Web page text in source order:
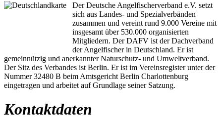
Der Deutsche Angelfischerverband e.V. setzt
sich aus Landes- und Spezialverbänden
zusammen und vereint rund 9.000 Vereine mit
insgesamt über 530.000 organisierten
Mitgliedern. Der DAFV ist der Dachverband
der Angelfischer in Deutschland. Er ist
gemeinnützig und anerkannter Naturschutz- und Umweltverband.
Der Sitz des Verbandes ist Berlin. Er ist im Vereinsregister unter der
Nummer 32480 B beim Amtsgericht Berlin Charlottenburg
eingetragen und arbeitet auf Grundlage seiner Satzung.
Kontaktdaten